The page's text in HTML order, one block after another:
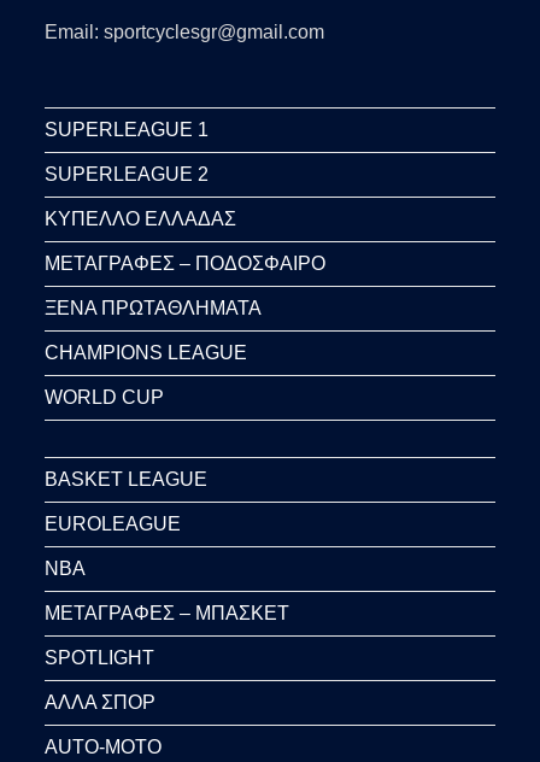
Email: sportcyclesgr@gmail.com
SUPERLEAGUE 1
SUPERLEAGUE 2
ΚΥΠΕΛΛΟ ΕΛΛΑΔΑΣ
ΜΕΤΑΓΡΑΦΕΣ – ΠΟΔΟΣΦΑΙΡΟ
ΞΕΝΑ ΠΡΩΤΑΘΛΗΜΑΤΑ
CHAMPIONS LEAGUE
WORLD CUP
BASKET LEAGUE
EUROLEAGUE
NBA
ΜΕΤΑΓΡΑΦΕΣ – ΜΠΑΣΚΕΤ
SPOTLIGHT
ΑΛΛΑ ΣΠΟΡ
AUTO-MOTO